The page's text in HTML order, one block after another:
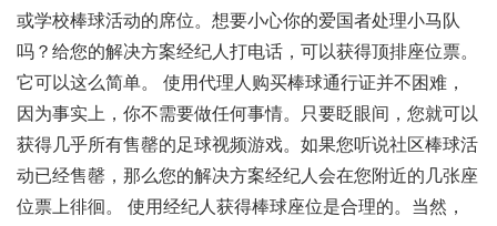
或学校棒球活动的席位。想要小心你的爱国者处理小马队
吗？给您的解决方案经纪人打电话，可以获得顶排座位票。
它可以这么简单。 使用代理人购买棒球通行证并不困难，
因为事实上，你不需要做任何事情。只要眨眼间，您就可以
获得几乎所有售罄的足球视频游戏。如果您听说社区棒球活
动已经售罄，那么您的解决方案经纪人会在您附近的几张座
位票上徘徊。 使用经纪人获得棒球座位是合理的。当然，